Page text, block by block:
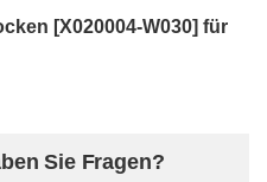
[X020004-W030] für
Sie Fragen?